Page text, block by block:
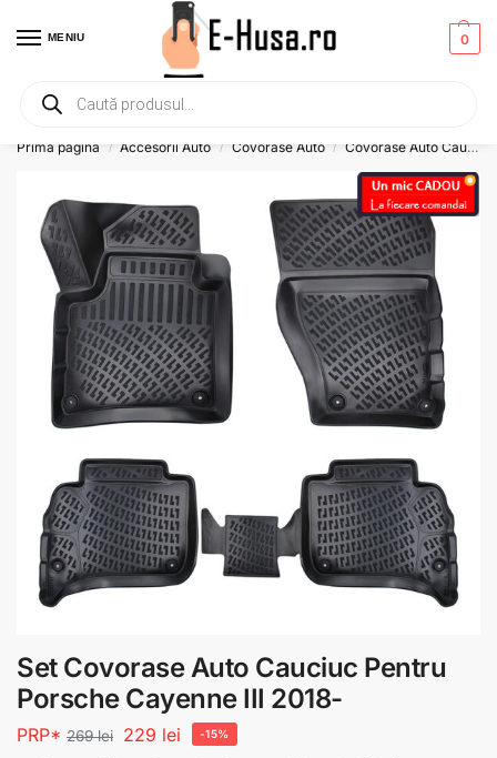
MENIU 0
Primesti un mic
Prima pagină / Accesorii Auto / Covorase Auto / Covorase Auto Cauciuc
Set Covorase Auto Cauciuc Pentru
Porsche Cayenne III 2018-
PRP* 269lei 229 lei -15%